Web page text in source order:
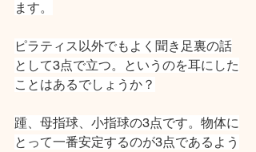
ます。
ピラティス以外でもよく聞き足裏の話
として3点で立つ。というのを耳にした
ことはあるでしょうか？
踵、母指球、小指球の3点です。物体に
とって一番安定するのが3点であるよう